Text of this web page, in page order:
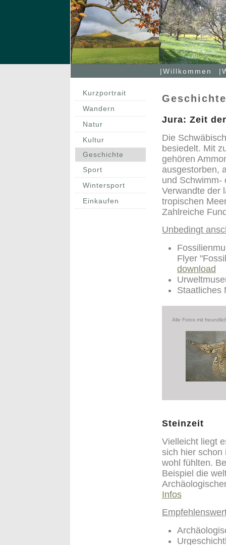
|Willkommen
Kurzportrait
Wandern
Natur
Kultur
Geschichte
Sport
Wintersport
Einkaufen
Geschichte
Jura: Zeit
Die
besiedelt. Mit
gehören
ausgestorben,
und Schwimm-
Verwandte der
tropischen
Zahlreiche
Unbedingt
Flyer
download
Staatliches
Alle Fotos mit
Steinzeit
Vielleicht liegt
sich hier schon
wohl fühlten.
Beispiel die
Infos